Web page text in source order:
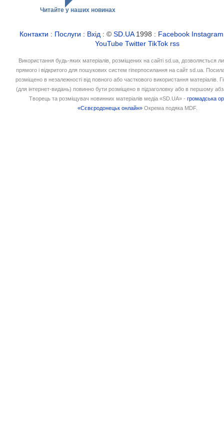
Читайте у наших новинах
Контакти : Послуги : Вхід : ©SD.UA1998 : Facebook Instagram
YouTube Twitter TikTok rss
Використання будь-яких матеріалів, розміщених на сайті sd.ua, дозволяється
прямого і відкритого для пошукових систем гіперпосилання на сайт sd.ua.
розміщено в незалежності від повного або часткового використання матеріалів.
(для інтернет-видань) повинно бути розміщено в підзаголовку або в першому
Творець та розміщувач новинних матеріалів медіа «SD.UA» -громадська
«Сєвєродонецьк онлайн» Окрема подяка MDF.